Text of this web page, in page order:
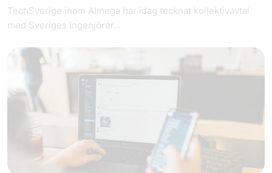
TechSverige inom Almega har idag tecknat kollektivavtal
med Sveriges Ingenjörer...